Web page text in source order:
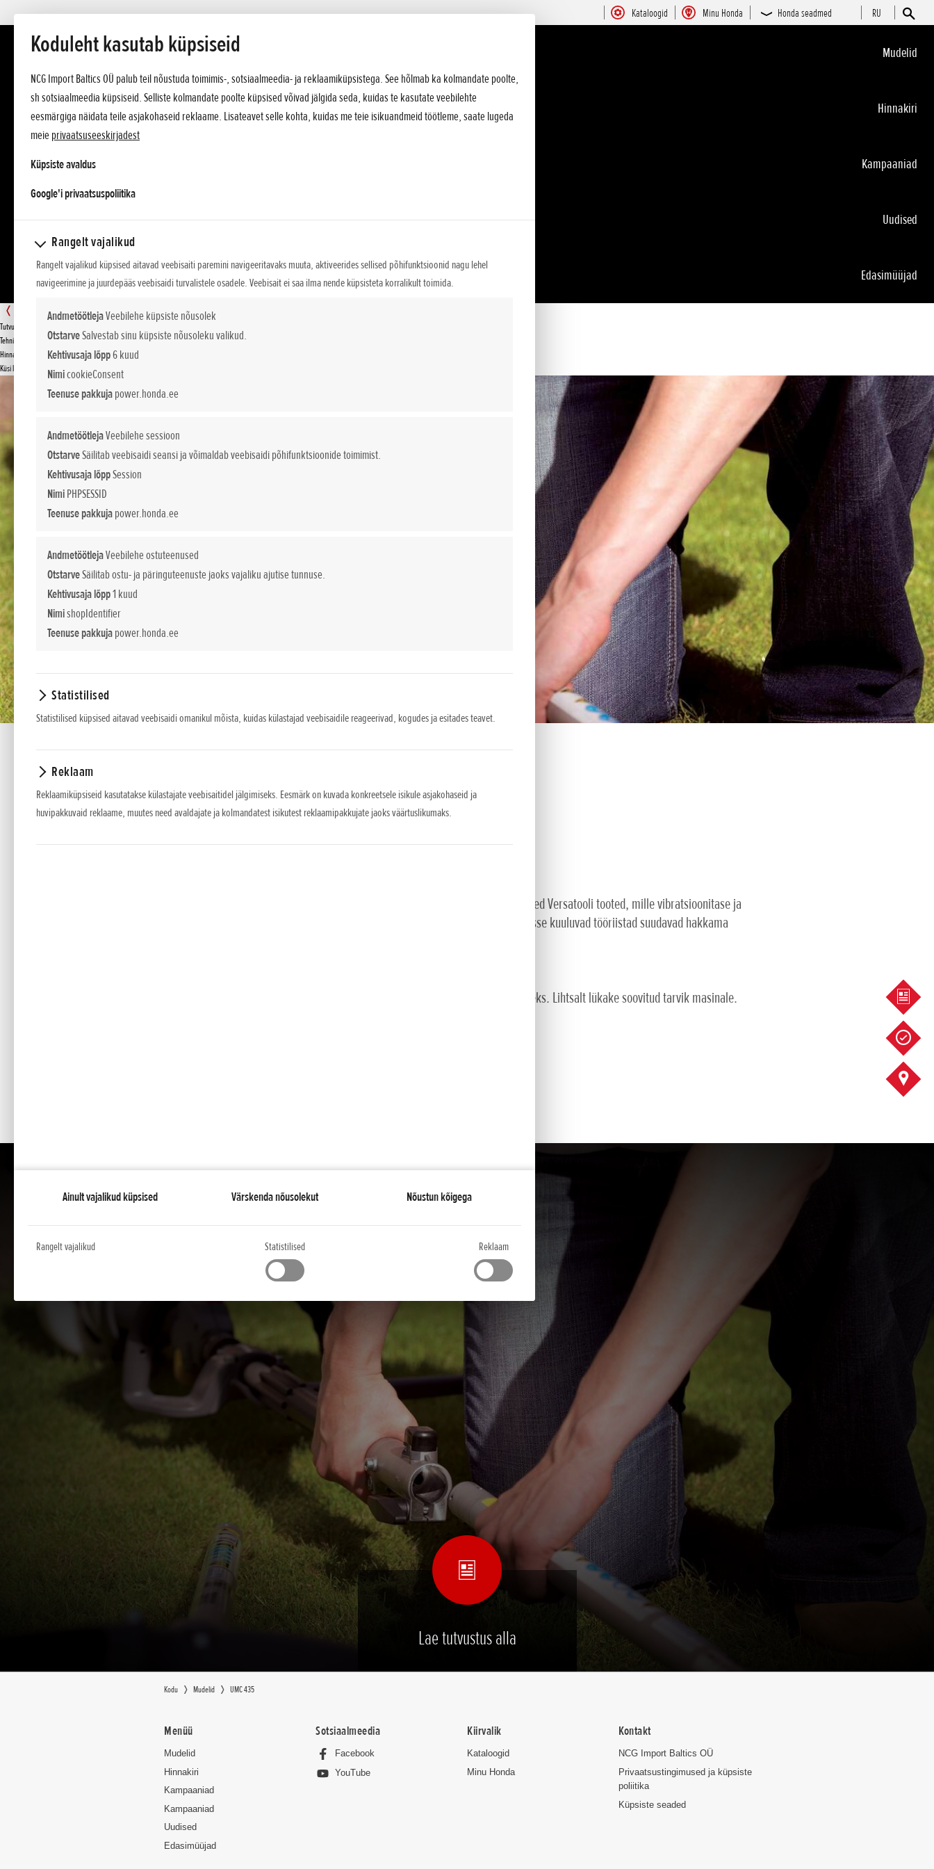
Koduleht kasutab küpsiseid
NCG Import Baltics OÜ palub teil nõustuda toimimis-, sotsiaalmeedia- ja reklaamiküpsistega. See hõlmab ka kolmandate poolte,
sh sotsiaalmeedia küpsiseid. Selliste kolmandate poolte küpsised võivad jälgida seda, kuidas te kasutate veebilehte
eesmärgiga näidata teile asjakohaseid reklaame. Lisateavet selle kohta, kuidas me teie isikuandmeid töötleme, saate lugeda
meieprivaatsuseeskirjadest
Küpsiste avaldus
Google'i privaatsuspoliitikaopens in a new tab
Rangelt vajalikud
Rangelt vajalikud küpsised aitavad veebisaiti paremini navigeeritavaks muuta, aktiveerides sellised põhifunktsioonid nagu lehel
navigeerimine ja juurdepääs veebisaidi turvalistele osadele. Veebisait ei saa ilma nende küpsisteta korralikult toimida.
AndmetöötlejaVeebilehe küpsiste nõusolek
OtstarveSalvestab sinu küpsiste nõusoleku valikud.
Kehtivusaja lõpp6 kuud
NimicookieConsent
Teenuse pakkujapower.honda.ee
AndmetöötlejaVeebilehe sessioon
OtstarveSäilitab veebisaidi seansi ja võimaldab veebisaidi põhifunktsioonide toimimist.
Kehtivusaja lõppSession
NimiPHPSESSID
Teenuse pakkujapower.honda.ee
AndmetöötlejaVeebilehe ostuteenused
OtstarveSäilitab ostu- ja päringuteenuste jaoks vajaliku ajutise tunnuse.
Kehtivusaja lõpp1 kuud
NimishopIdentifier
Teenuse pakkujapower.honda.ee
Statistilised
Statistilised küpsised aitavad veebisaidi omanikul mõista, kuidas külastajad veebisaidile reageerivad, kogudes ja esitades teavet.
Reklaam
Reklaamiküpsiseid kasutatakse külastajate veebisaitidel jälgimiseks. Eesmärk on kuvada konkreetsele isikule asjakohaseid ja
huvipakkuvaid reklaame, muutes need avaldajate ja kolmandatest isikutest reklaamipakkujate jaoks väärtuslikumaks.
Ainult vajalikud küpsised Värskenda nõusolekut Nõustun kõigega
Rangelt vajalikud Statistilised Reklaam
Kataloogid Minu Honda Honda seadmed RU
Mudelid
Hinnakiri
Kampaaniad
Uudised
Edasimüüjad
UMC 435
Tutvustus
Tehnilised andmed
Hinnakiri
Küsi lisa
KÜSI PAKKUMIST
KÜSI
UMC 435
Meie uued Versatooli tooted on välja töötatud pakkumaks kasutusmugavust paljudeks aastateks. Vaiksed Versatooli tooted, mille vibratsioonitase ja
heitkogused on minimaalsed, töötavad Honda 4-taktilise mootori jõul. Käepäraste tarvikute laia valikusse kuuluvad tööriistad suudavad hakkama
Meie uuenduslik ühendussüsteem on välja töötatud minimaalse pingutuse ja suurima lihtsuse tagamiseks. Lihtsalt lükake soovitud tarvik masinale.
Lae tutvustus alla
Kodu Mudelid UMC 435
Menüü
Mudelid
Hinnakiri
Kampaaniad
Kampaaniad
Uudised
Edasimüüjad
Sotsiaalmeedia
Facebook
YouTube
Kiirvalik
Kataloogid
Minu Honda
Kontakt
NCG Import Baltics OÜ
Privaatsustingimused ja küpsiste
poliitika
Küpsiste seaded